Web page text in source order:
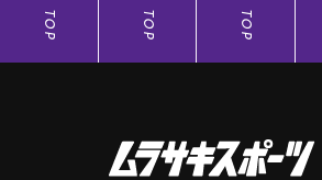
TOP TOP TOP